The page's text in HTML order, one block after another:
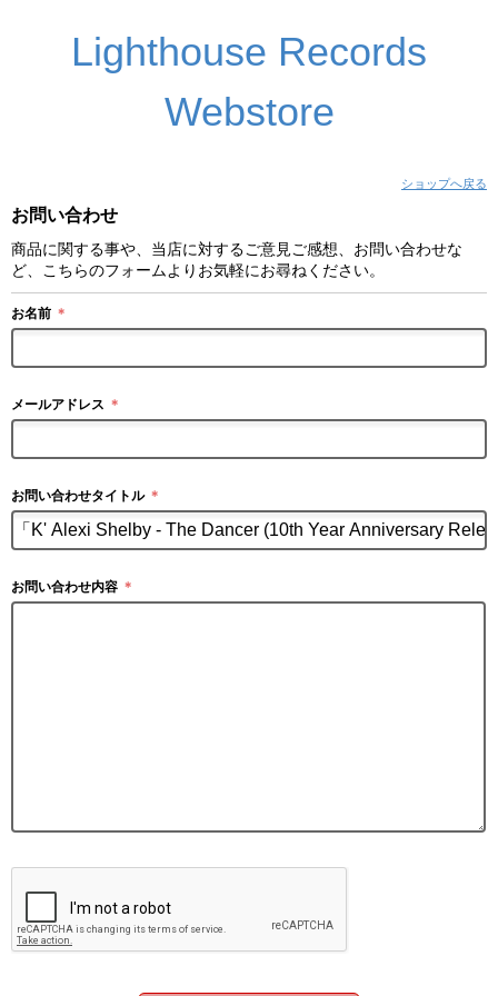
Lighthouse Records
Webstore
ショップへ戻る
お問い合わせ
商品に関する事や、当店に対するご意見ご感想、お問い合わせな
ど、こちらのフォームよりお気軽にお尋ねください。
お名前 ＊
メールアドレス ＊
お問い合わせタイトル ＊
お問い合わせ内容 ＊